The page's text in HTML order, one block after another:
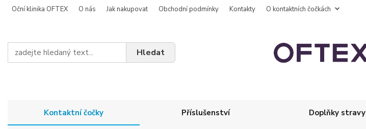
Oční klinika OFTEX O nás Jak nakupovat Obchodní podmínky Kontakty O kontaktních čočkách
Hledat
Kontaktní čočky Příslušenství Doplňky stravy